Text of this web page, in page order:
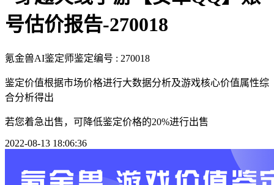
氪金兽AI鉴定师鉴定编号 : 270018
鉴定价值根据市场价格进行大数据分析及游戏核心价值属性综
合分析得出
若您着急出售，可降低鉴定价格的20%进行出售
2022-08-13 18:06:36